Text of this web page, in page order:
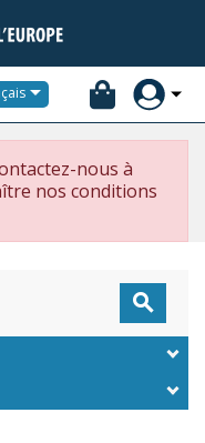

nous à
nos conditions
